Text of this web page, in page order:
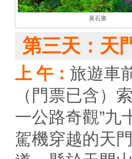
黃石寨
第三天：天
上 午： 旅遊車
（門票已含）
一公路奇觀”九
駕機穿越的天